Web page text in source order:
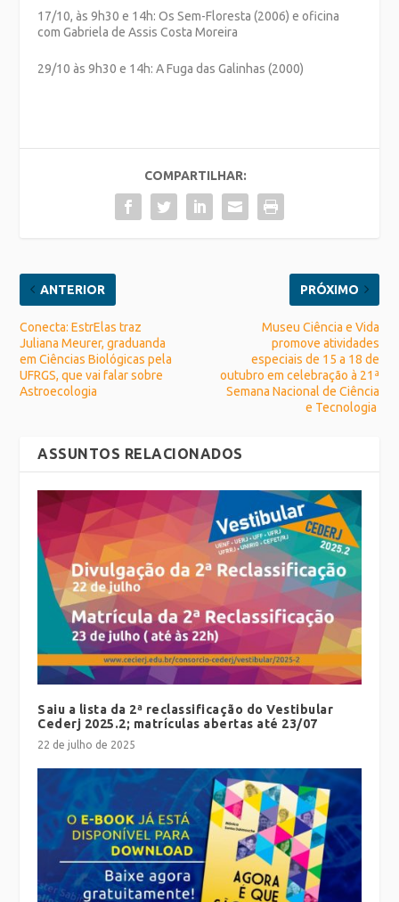
17/10, às 9h30 e 14h: Os Sem-Floresta (2006) e oficina
com Gabriela de Assis Costa Moreira
29/10 às 9h30 e 14h: A Fuga das Galinhas (2000)
COMPARTILHAR:
ANTERIOR
Conecta: EstrElas traz
Juliana Meurer, graduanda
em Ciências Biológicas pela
UFRGS, que vai falar sobre
Astroecologia
PRÓXIMO
Museu Ciência e Vida
promove atividades
especiais de 15 a 18 de
outubro em celebração à 21ª
Semana Nacional de Ciência
e Tecnologia
ASSUNTOS RELACIONADOS
Saiu a lista da 2ª reclassificação do Vestibular
Cederj 2025.2; matrículas abertas até 23/07
22 de julho de 2025